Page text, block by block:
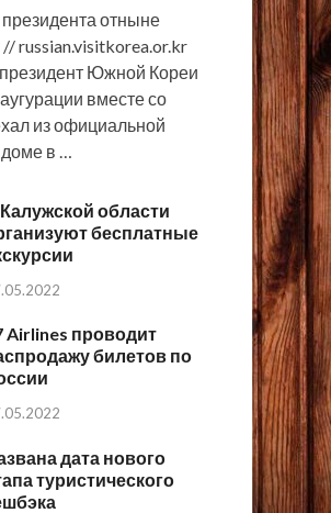
отныне
russian.visitkorea.or.kr
Южной Кореи
вместе со
из официальной
в …
области
бесплатные
Airlines проводит
билетов по
дата нового
туристического